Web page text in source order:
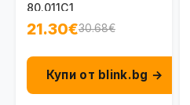
80.011C1
21.30€30.68€
Купи от blink.bg →